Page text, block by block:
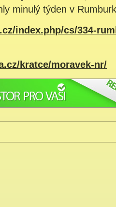
minulý týden v
index.php/cs/334-
kratce/moravek-nr/